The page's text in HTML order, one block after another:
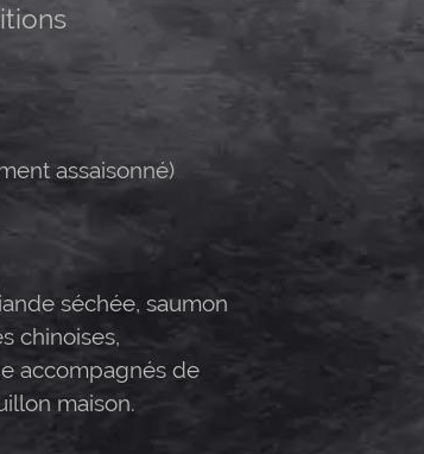
assaisonné)
séchée, saumon
chinoises,
accompagnés de
maison.